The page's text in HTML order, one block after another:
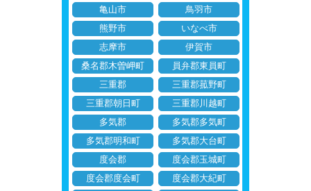
亀山市
鳥羽市
熊野市
いなべ市
志摩市
伊賀市
桑名郡木曽岬町
員弁郡東員町
三重郡
三重郡菰野町
三重郡朝日町
三重郡川越町
多気郡
多気郡多気町
多気郡明和町
多気郡大台町
度会郡
度会郡玉城町
度会郡度会町
度会郡大紀町